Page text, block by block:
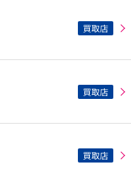
買取店
買取店
買取店